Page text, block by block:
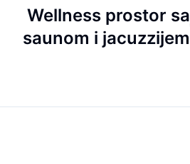
Wellness prostor sa
saunom i jacuzzijem